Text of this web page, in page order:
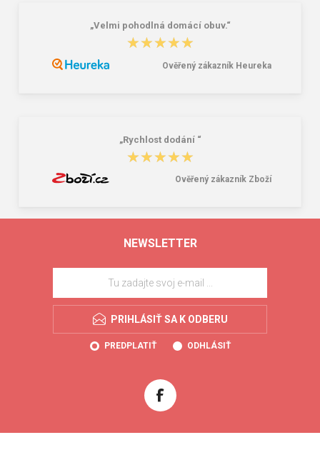
„Velmi pohodlná domácí obuv.“
★★★★★
★★★★★
Ověřený zákazník Heureka
„Rychlost dodání “
★★★★★
★★★★★
Ověřený zákazník Zboží
NEWSLETTER
PRIHLÁSIŤ SA K ODBERU
PREDPLATIŤ ODHLÁSIŤ